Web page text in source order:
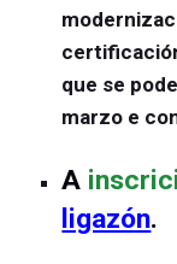
que se
marzo e
A
ligazón.